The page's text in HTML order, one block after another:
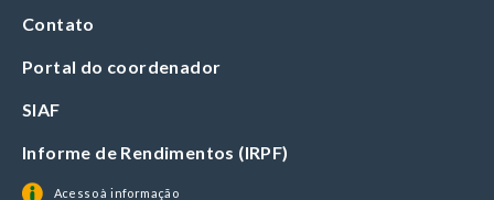
Contato
Portal do coordenador
SIAF
Informe de Rendimentos (IRPF)
Acesso à informação